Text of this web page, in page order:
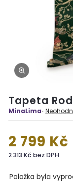
Tapeta
MinaLima
2 799 Kč
2 313 Kč bez DPH
Položka byla